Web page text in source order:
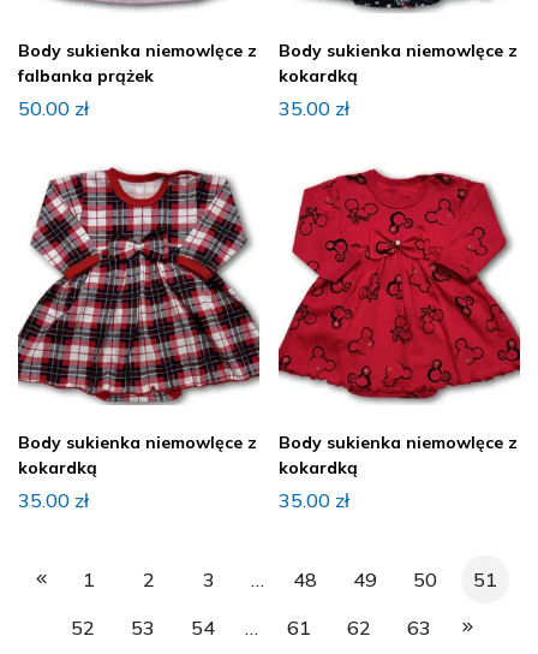
Body sukienka niemowlęce z
falbanka prążek
50.00 zł
Body sukienka niemowlęce z
kokardką
35.00 zł
Body sukienka niemowlęce z
kokardką
35.00 zł
Body sukienka niemowlęce z
kokardką
35.00 zł
1 2 3 … 48 49 50
51
52
53 54 … 61 62 63